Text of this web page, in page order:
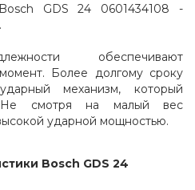
GDS 24 0601434108 -
обеспечивают
Более долгому сроку
механизм, который
Не смотря на малый вес
ударной мощностью.
Bosch GDS 24